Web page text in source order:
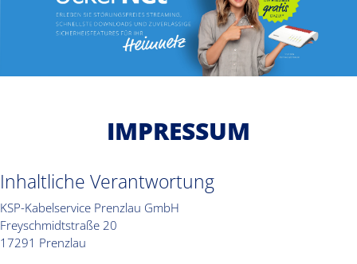
IMPRESSUM
Inhaltliche Verantwortung
KSP-Kabelservice Prenzlau GmbH
Freyschmidtstraße 20
17291 Prenzlau